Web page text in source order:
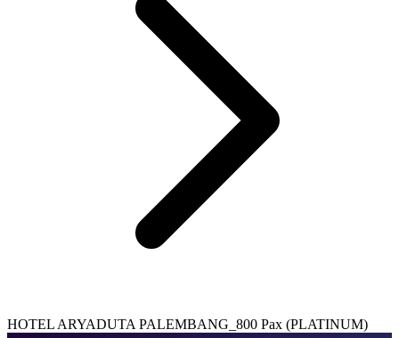
HOTEL ARYADUTA PALEMBANG_800 Pax (PLATINUM)